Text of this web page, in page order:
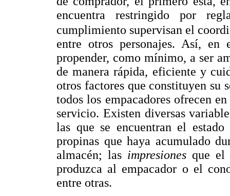
encuentra restringido por
cumplimiento supervisan el
entre otros personajes. Así, en
propender, como mínimo, a ser
de manera rápida, eficiente y
otros factores que constituyen su
todos los empacadores ofrecen
servicio. Existen diversas
las que se encuentran el
propinas que haya acumulado
almacén; las impresiones que el
produzca al empacador o el
entre otras.